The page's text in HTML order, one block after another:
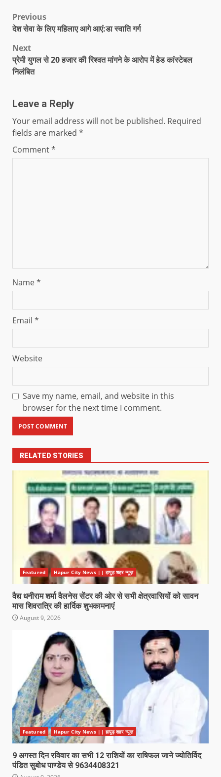
Previous
देश सेवा के लिए महिलाए आगे आएं:डा स्वाति गर्ग
Next
प्रेमी युगल से 20 हजार की रिश्वत मांगने के आरोप में हेड कांस्टेबल
निलंबित
Leave a Reply
Your email address will not be published. Required
fields are marked *
Comment*
Name*
Email *
Website
Save my name, email, and website in this
browser for the next time I comment.
RELATED STORIES
Featured Hapur City News || हापुड़ शहर न्यूज़
वैद्य धनीराम शर्मा वैलनेस सेंटर की ओर से सभी क्षेत्रवासियों को सावन
मास शिवरात्रि की हार्दिक शुभकामनाएं
August 9, 2026
Featured Hapur City News || हापुड़ शहर न्यूज़
9 अगस्त दिन रविवार का सभी 12 राशियों का राषिफल जाने ज्योतिर्विद
पंडित सुबोध पाण्डेय से 9634408321